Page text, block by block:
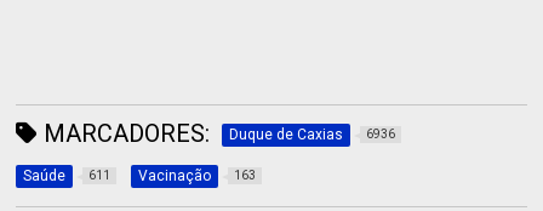
MARCADORES: Duque de Caxias 6936
Saúde 611 Vacinação 163